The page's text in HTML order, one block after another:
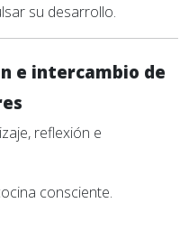
su desarrollo.
e intercambio de
reflexión e
consciente.